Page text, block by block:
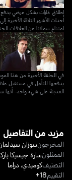
إطلاق غازات بشكل عرضي يدفع
أحداث الأشهر الثلاثة الأخيرة
امتناع سمانثا عن العلاقات
في الحلقة الأخيرة من هذا
يدفعها للتأمل في مستقبل
المدينة على شيء واحد- أنها
مزيد من التفاصيل
المخرجونسوزان
الممثلونسارة جيسيكا
التصنيفكوميدي، دراما
التقييم18+